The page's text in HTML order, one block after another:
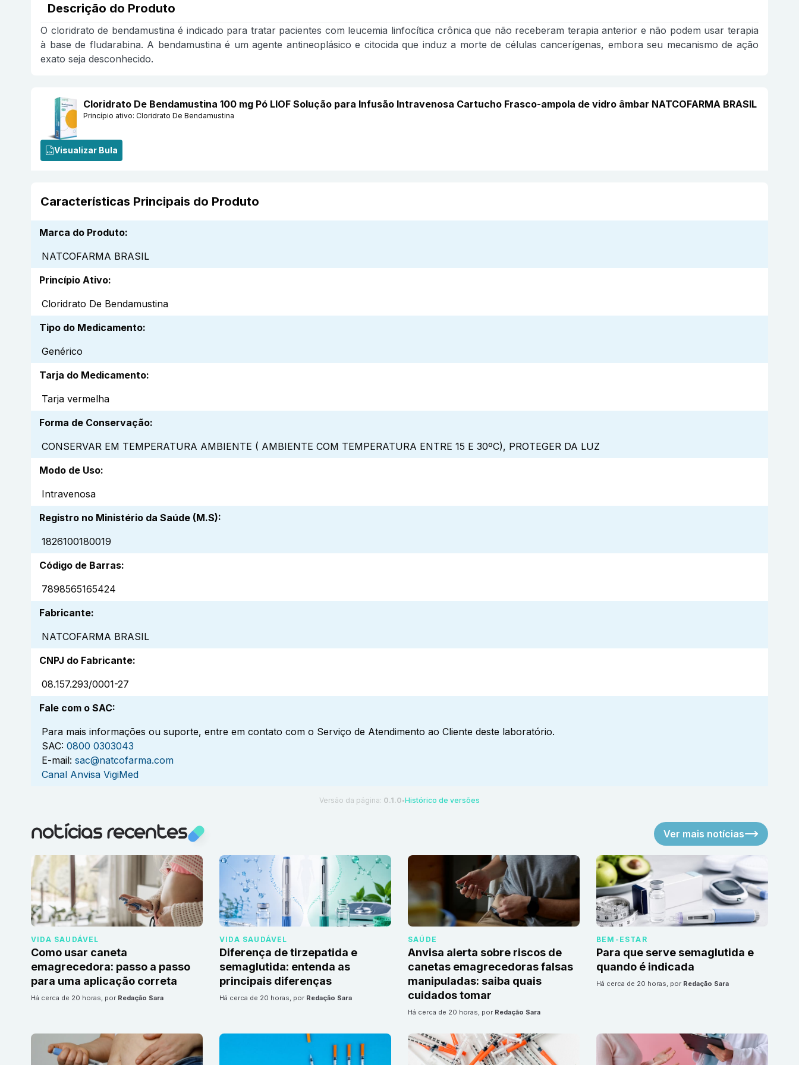
Descrição do Produto
O cloridrato de bendamustina é indicado para tratar pacientes com leucemia linfocítica crônica que não receberam terapia anterior e não podem usar terapia
à base de fludarabina. A bendamustina é um agente antineoplásico e citocida que induz a morte de células cancerígenas, embora seu mecanismo de ação
exato seja desconhecido.
Cloridrato De Bendamustina 100 mg Pó LIOF Solução para Infusão Intravenosa Cartucho Frasco-ampola de vidro âmbar NATCOFARMA BRASIL
Princípio ativo: Cloridrato De Bendamustina
Visualizar Bula
Características Principais do Produto
Marca do Produto:
NATCOFARMA BRASIL
Princípio Ativo:
Cloridrato De Bendamustina
Tipo do Medicamento:
Genérico
Tarja do Medicamento:
Tarja vermelha
Forma de Conservação:
CONSERVAR EM TEMPERATURA AMBIENTE ( AMBIENTE COM TEMPERATURA ENTRE 15 E 30ºC), PROTEGER DA LUZ
Modo de Uso:
Intravenosa
Registro no Ministério da Saúde (M.S):
1826100180019
Código de Barras:
7898565165424
Fabricante:
NATCOFARMA BRASIL
CNPJ do Fabricante:
08.157.293/0001-27
Fale com o SAC:
Para mais informações ou suporte, entre em contato com o Serviço de Atendimento ao Cliente deste laboratório.
SAC: 0800 0303043
E-mail: sac@natcofarma.com
Canal Anvisa VigiMed
Versão da página: 0.1.0 ●Histórico de versões
notícias recentes Ver mais notícias
VIDA SAUDÁVEL
Como usar caneta
emagrecedora: passo a passo
para uma aplicação correta
há cerca de 20 horas, por Redação Sara
VIDA SAUDÁVEL
Diferença de tirzepatida e
semaglutida: entenda as
principais diferenças
há cerca de 20 horas, por Redação Sara
SAÚDE
Anvisa alerta sobre riscos de
canetas emagrecedoras falsas
manipuladas: saiba quais
cuidados tomar
há cerca de 20 horas, por Redação Sara
BEM-ESTAR
Para que serve semaglutida e
quando é indicada
há cerca de 20 horas, por Redação Sara